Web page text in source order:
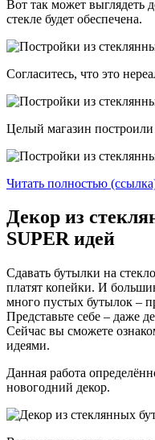
Вот так может выглядеть
стекле будет обеспечена.
Согласитесь, что это
Целый магазин
Читать полностью
Декор из
SUPER идей
Сдавать бутылки на
платят копейки. И
много пустых бутылок –
Представьте себе – даже
Сейчас вы сможете
идеями.
Данная работа
новогодний декор.